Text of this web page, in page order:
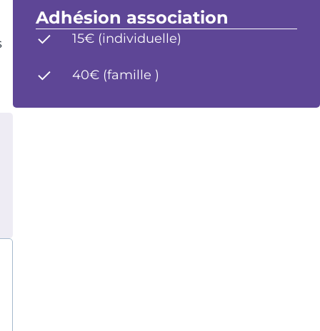
Adhésion association
15€ (individuelle)
40€ (famille )